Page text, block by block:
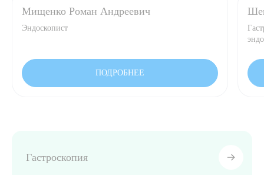
Мищенко Роман Андреевич
Эндоскопист
ПОДРОБНЕЕ
Гастроскопия